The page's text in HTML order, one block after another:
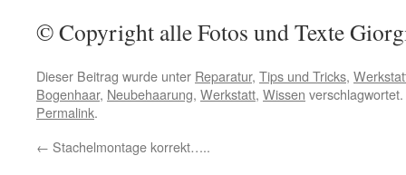
© Copyright alle Fotos und Texte
Dieser Beitrag wurde unter Reparatur, Tips und Tricks,
Bogenhaar, Neubehaarung, Werkstatt, Wissen
Permalink.
← Stachelmontage korrekt…..